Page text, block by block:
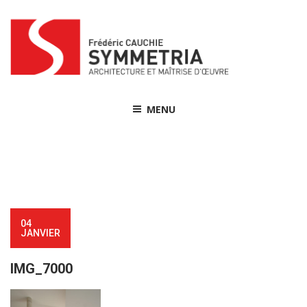
content
MENU
04
JANVIER
IMG_7000